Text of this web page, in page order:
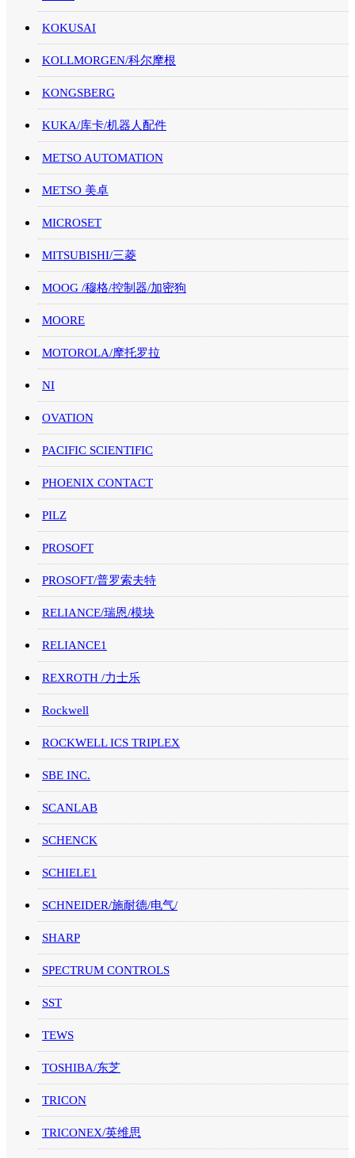
KOKUSAI
KOLLMORGEN/科尔摩根
KONGSBERG
KUKA/库卡/机器人配件
METSO AUTOMATION
METSO 美卓
MICROSET
MITSUBISHI/三菱
MOOG /穆格/控制器/加密狗
MOORE
MOTOROLA/摩托罗拉
NI
OVATION
PACIFIC SCIENTIFIC
PHOENIX CONTACT
PILZ
PROSOFT
PROSOFT/普罗索夫特
RELIANCE/瑞恩/模块
RELIANCE1
REXROTH /力士乐
Rockwell
ROCKWELL ICS TRIPLEX
SBE INC.
SCANLAB
SCHENCK
SCHIELE1
SCHNEIDER/施耐德/电气/
SHARP
SPECTRUM CONTROLS
SST
TEWS
TOSHIBA/东芝
TRICON
TRICONEX/英维思